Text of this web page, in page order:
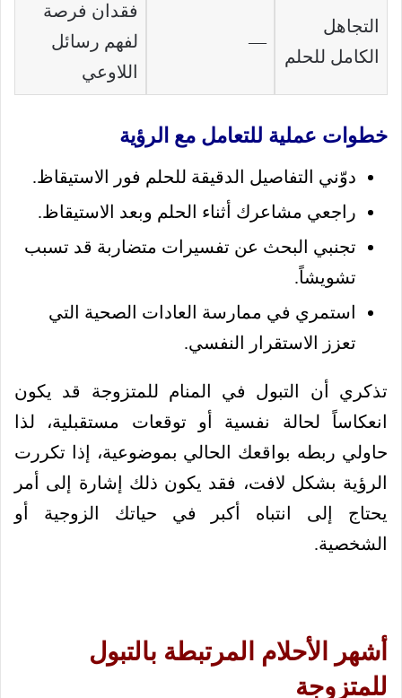
التجاهل
الكامل للحلم
—
فقدان فرصة
لفهم رسائل
اللاوعي
خطوات عملية للتعامل مع الرؤية
دوّني التفاصيل الدقيقة للحلم فور الاستيقاظ.
راجعي مشاعرك أثناء الحلم وبعد الاستيقاظ.
تجنبي البحث عن تفسيرات متضاربة قد تسبب
تشويشاً.
استمري في ممارسة العادات الصحية التي
تعزز الاستقرار النفسي.
تذكري أن التبول في المنام للمتزوجة قد يكون
انعكاساً لحالة نفسية أو توقعات مستقبلية، لذا
حاولي ربطه بواقعك الحالي بموضوعية، إذا تكررت
الرؤية بشكل لافت، فقد يكون ذلك إشارة إلى أمر
يحتاج إلى انتباه أكبر في حياتك الزوجية أو
الشخصية.
أشهر الأحلام المرتبطة بالتبول
للمتزوجة